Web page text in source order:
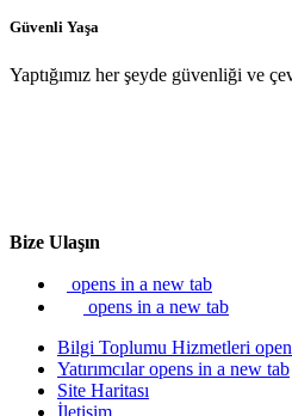
Güvenli Yaşa
Yaptığımız her şeyde güvenliği ve
Bize Ulaşın
opens in a new tab
opens in a new tab
Bilgi Toplumu Hizmetleri
Yatırımcılar opens in a new tab
Site Haritası
İletişim